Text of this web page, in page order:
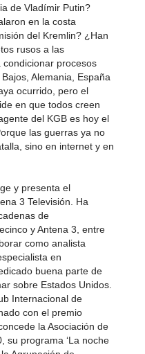
de Vladímir Putin?
en la costa
del Kremlin? ¿Han
rusos a las
procesos
Alemania, España
ocurrido, pero el
en que todos creen
del KGB es hoy el
las guerras ya no
sino en internet y en
y presenta el
3 Televisión. Ha
de
y Antena 3, entre
como analista
en
buena parte de
sobre Estados Unidos.
Internacional de
con el premio
la Asociación de
su programa ‘La noche